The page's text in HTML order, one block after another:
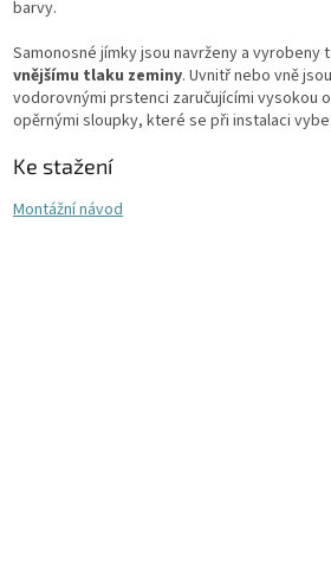
barvy.
Samonosné jímky jsou navrženy a vyrobeny
vnějšímu tlaku zeminy. Uvnitř nebo vně
vodorovnými prstenci zaručujícími vysokou
opěrnými sloupky, které se při instalaci
Ke stažení
Montážní návod